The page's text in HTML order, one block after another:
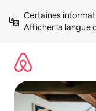
directement
Afficher la langue